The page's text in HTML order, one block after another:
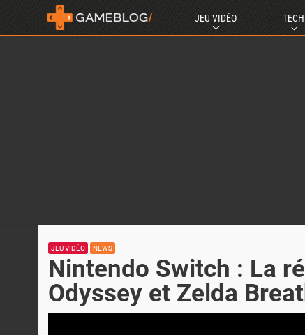
JEU VIDÉO TECH
JEU VIDÉO NEWS
Nintendo Switch : La
Odyssey et Zelda